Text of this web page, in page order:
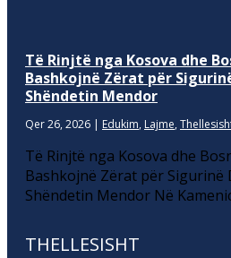
Të Rinjtë nga Kosova dhe
Bashkojnë Zërat për
Shëndetin Mendor
Qer 26, 2026 | Edukim, Lajme,
Të Rinjtë nga Kosova dhe
Bashkojnë Zërat për Sigurinë
Shëndetin Mendor Në
THELLESISHT